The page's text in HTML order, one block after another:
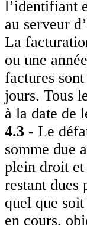
l’identifiant
au serveur
La
ou une
factures
jours. Tous
à la date de
4.3 - Le
somme due
plein droit et
restant
quel que
en cours,